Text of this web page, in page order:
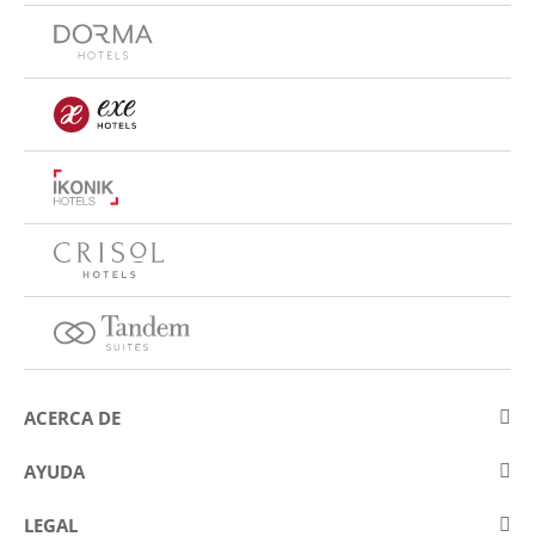
ACERCA DE
Sobre Eurostars Hotel Company
Concursos
AYUDA
Contactar
LEGAL